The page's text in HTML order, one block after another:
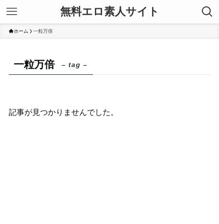
無料エロ素人サイト
ホーム 一粒万倍
一粒万倍 – tag –
記事が見つかりませんでした。